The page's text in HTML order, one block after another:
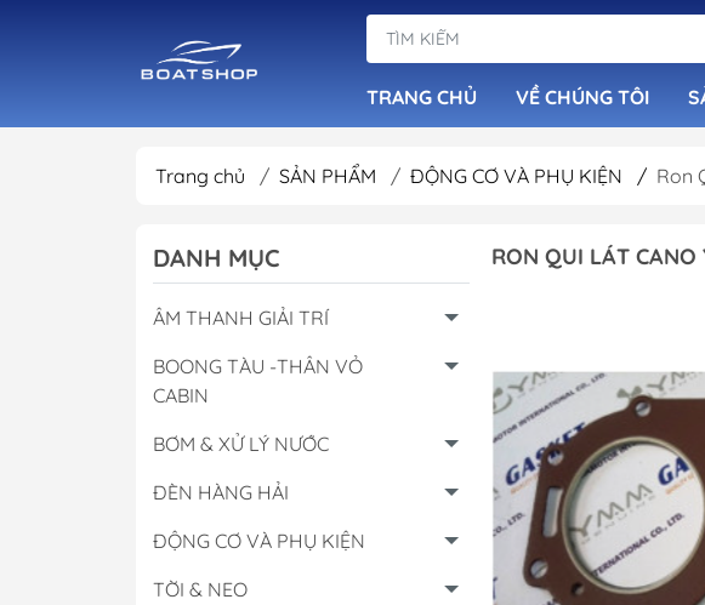
TRANG CHỦ
VỀ CHÚNG TÔI
Đầu Phát Nhạc Bluetooth
Loa Chống Nước Cano
Cột
Trang chủ / SẢN PHẨM / ĐỘNG CƠ VÀ PHỤ KIỆN / Ron
DANH MỤC
ÂM THANH GIẢI TRÍ
BOONG TÀU -THÂN VỎ
CABIN
BƠM & XỬ LÝ NƯỚC
ĐÈN HÀNG HẢI
ĐỘNG CƠ VÀ PHỤ KIỆN
TỜI & NEO
RON QUI LÁT CANO